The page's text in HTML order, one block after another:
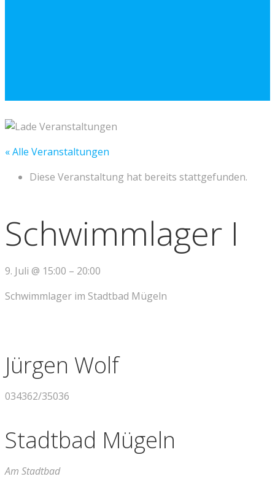
« Alle Veranstaltungen
Diese Veranstaltung hat bereits stattgefunden.
Schwimmlager I
9. Juli @ 15:00 – 20:00
Schwimmlager im Stadtbad Mügeln
Jürgen Wolf
034362/35036
Stadtbad Mügeln
Am Stadtbad